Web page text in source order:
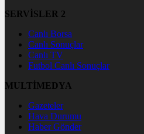
SERVİSLER 2
Canlı Borsa
Canlı Sonuçlar
Canlı TV
Futbol Canlı Sonuçlar
MULTİMEDYA
Gazeteler
Hava Durumu
Haber Gönder